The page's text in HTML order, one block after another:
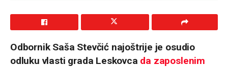
Odbornik Saša Stevčić najoštrije je osudio
odluku vlasti grada Leskovca da zaposlenim